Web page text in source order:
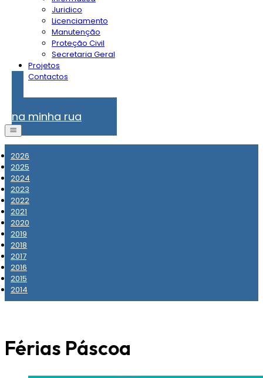
Juridico
Licenciamento
Manutenção
Proteção Civil
Secretaria Geral
Projetos
Contactos
na minha rua
2026
2025
2024
2023
2022
2021
2020
2019
2018
2017
2016
2015
2014
Férias Páscoa